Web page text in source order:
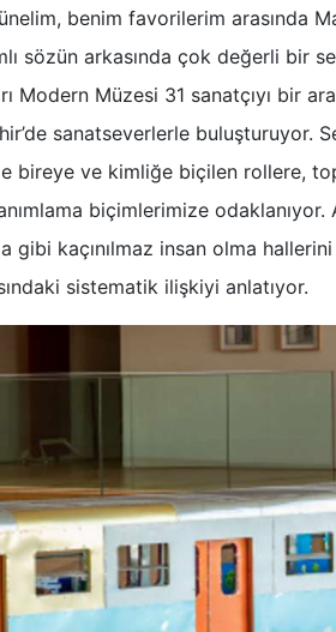
benim favorilerim arasında
sözün arkasında çok değerli bir
Modern Müzesi 31 sanatçıyı bir
sanatseverlerle buluşturuyor.
bireye ve kimliğe biçilen rollere,
biçimlerimize odaklanıyor.
kaçınılmaz insan olma hallerini
sistematik ilişkiyi anlatıyor.